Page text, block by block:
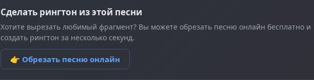
Сделать рингтон из этой песни
Хотите вырезать любимый фрагмент? Вы можете обрезать песню онлайн бесплатно и
создать рингтон за несколько секунд.
👉 Обрезать песню онлайн